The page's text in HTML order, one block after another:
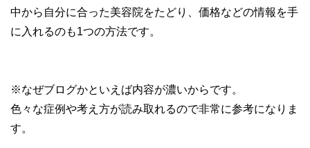
中から自分に合った美容院をたどり、価格などの情報を手
に入れるのも1つの方法です。
※なぜブログかといえば内容が濃いからです。
色々な症例や考え方が読み取れるので非常に参考になりま
す。